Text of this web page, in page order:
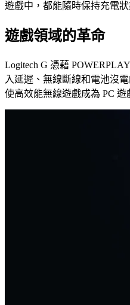
遊戲中，都能隨時保持充電狀
遊戲領域的革命
Logitech G 憑藉
入延遲、無線斷線和電池沒
使高效能無線遊戲成為 PC 遊